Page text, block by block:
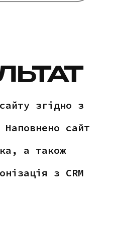
згідно з
сайт
а також
з CRM